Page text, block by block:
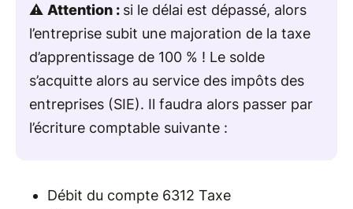
⚠️ Attention : si le délai est dépassé, alors
l’entreprise subit une majoration de la taxe
d’apprentissage de 100 % ! Le solde
s’acquitte alors au service des impôts des
entreprises (SIE). Il faudra alors passer par
l’écriture comptable suivante :
Débit du compte 6312 Taxe